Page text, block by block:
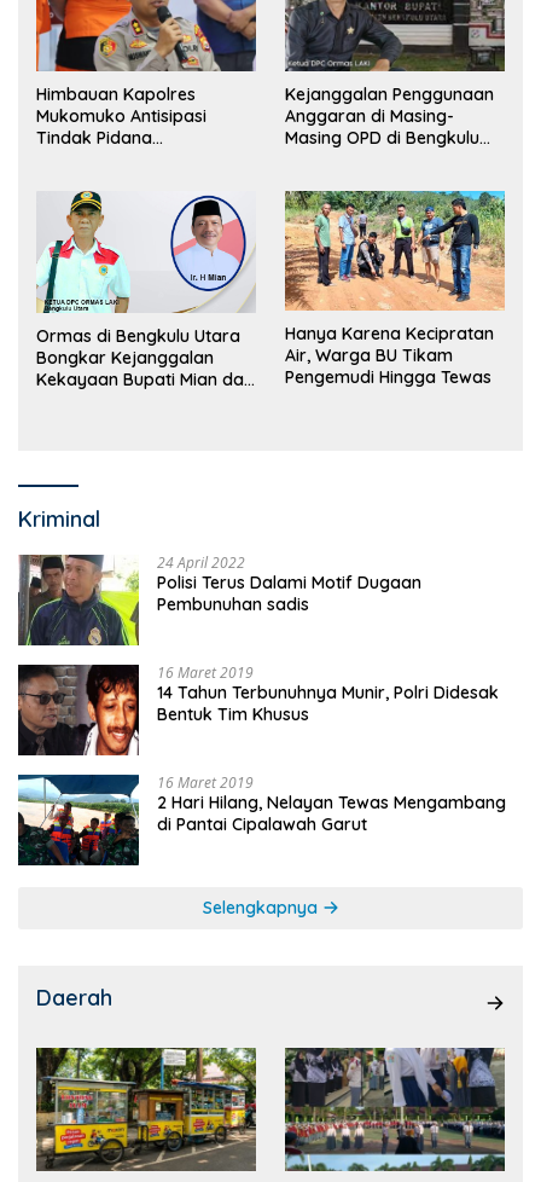
Himbauan Kapolres
Mukomuko Antisipasi
Tindak Pidana
Kejanggalan Penggunaan
Anggaran di Masing-
Masing OPD di Bengkulu
Ormas di Bengkulu Utara
Bongkar Kejanggalan
Kekayaan Bupati Mian dan
Hanya Karena Kecipratan
Air, Warga BU Tikam
Pengemudi Hingga Tewas
Kriminal
24 April 2022
Polisi Terus Dalami Motif Dugaan
Pembunuhan sadis
16 Maret 2019
14 Tahun Terbunuhnya Munir, Polri Didesak
Bentuk Tim Khusus
16 Maret 2019
2 Hari Hilang, Nelayan Tewas Mengambang
di Pantai Cipalawah Garut
Selengkapnya
Daerah